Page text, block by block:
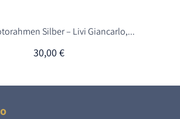
Silber – Livi Giancarlo,...
30,00 €